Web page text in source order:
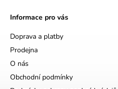
Informace pro vás
Doprava a platby
Prodejna
O nás
Obchodní podmínky